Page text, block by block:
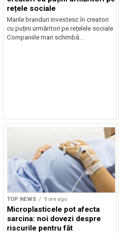
rețele sociale
Marile branduri investesc în creatori
cu puțini urmăritori pe rețelele sociale
Companiile mari schimbă...
TOP NEWS 9 ore ago
Microplasticele pot afecta
sarcina: noi dovezi despre
riscurile pentru făt